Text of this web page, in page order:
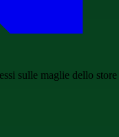
sulle maglie dello store